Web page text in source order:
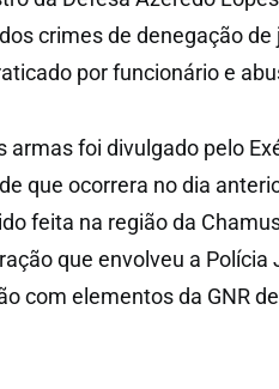
crimes de denegação
por funcionário e
armas foi divulgado pelo
que ocorrera no dia
feita na região da
que envolveu a
com elementos da GNR